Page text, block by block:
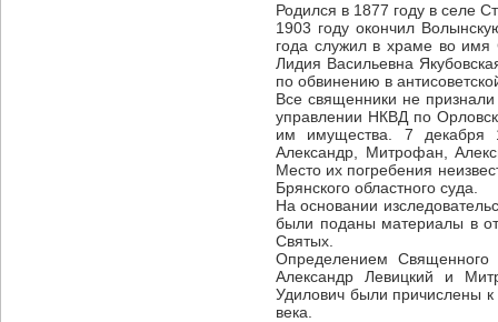
Родился в 1877 году в селе
1903 году окончил
года служил в храме во имя
Лидия Васильевна
по обвинению в
Все священники не
управлении НКВД по
им имущества. 7 декабря
Александр, Митрофан,
Место их погребения
Брянского областного суда.
На основании
были поданы материалы в
Святых.
Определением Священного
Александр Левицкий и
Удилович были причислены
века.